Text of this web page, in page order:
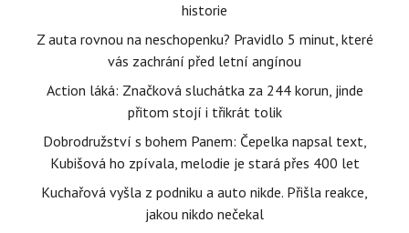
historie
Z auta rovnou na neschopenku? Pravidlo 5 minut, které
vás zachrání před letní angínou
Action láká: Značková sluchátka za 244 korun, jinde
přitom stojí i třikrát tolik
Dobrodružství s bohem Panem: Čepelka napsal text,
Kubišová ho zpívala, melodie je stará přes 400 let
Kuchařová vyšla z podniku a auto nikde. Přišla reakce,
jakou nikdo nečekal